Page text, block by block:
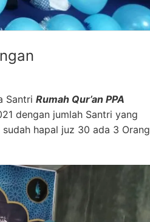
Santri Rumah Qur’an PPA
dengan jumlah Santri yang
hapal juz 30 ada 3 Orang